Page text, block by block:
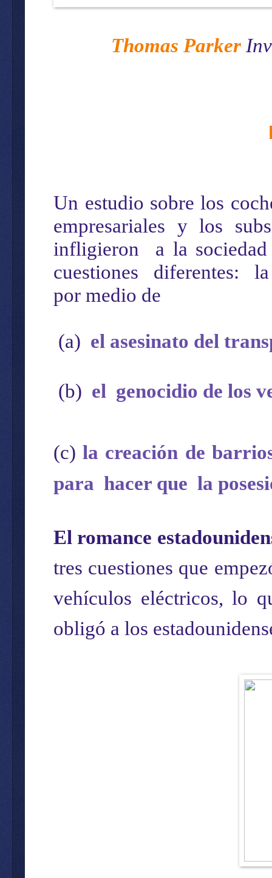
Thomas Parker
Un estudio sobre los
empresariales y los
infligieron
a la
cuestiones
diferentes:
por medio de
(a) el asesinato del
(b) el genocidio de los
(c) la creación de
para hacer que la
El romance
tres cuestiones que
vehículos eléctricos, lo
obligó a los